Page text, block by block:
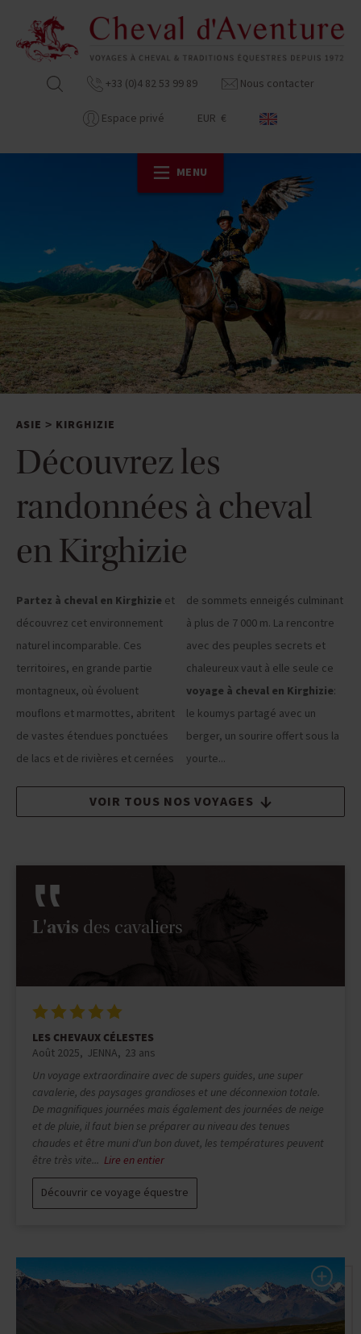
+33 (0)4 82 53 99 89 Nous contacter
Espace privé EUR €
MENU
ASIE > KIRGHIZIE
Découvrez les
randonnées à cheval
en Kirghizie
Partez à cheval en Kirghizie et
découvrez cet environnement
naturel incomparable. Ces
territoires, en grande partie
montagneux, où évoluent
mouflons et marmottes, abritent
de vastes étendues ponctuées
de lacs et de rivières et cernées
de sommets enneigés culminant
à plus de 7 000 m. La rencontre
avec des peuples secrets et
chaleureux vaut à elle seule ce
voyage à cheval en Kirghizie:
le koumys partagé avec un
berger, un sourire offert sous la
yourte...
VOIR TOUS NOS VOYAGES
L'avis des cavaliers
LES CHEVAUX CÉLESTES
Juillet 2025
Juliette 26 ans
J'avais besoin de déconnexion et ce voyage était parfait pour ça
! Des paysages magnifiques, très variés, allant de la haute
montagne à des steppes infinies, c'était magique. L'équipe sur
place était aux petits soins, merci beaucoup à eux, et les
chevaux ont été fantastiques. De vraies petites bombes au pied
sûr ! Ma... Lire en entier
Découvrir ce voyage équestre